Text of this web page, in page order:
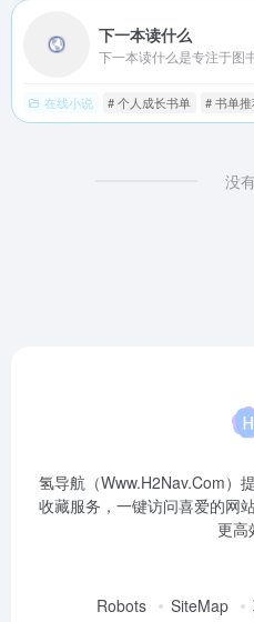
下一本读什么
在线小说 # 个人成长书单 # 书单
没
氢导航（Www.H2Nav.Com）
收藏服务，一键访问喜爱的网
更高
Robots SiteMap